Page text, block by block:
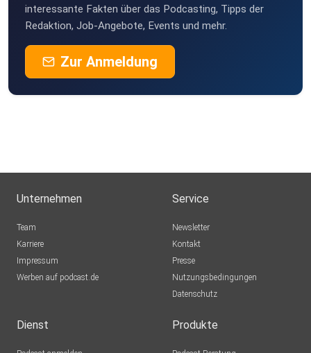
interessante Fakten über das Podcasting, Tipps der
Redaktion, Job-Angebote, Events und mehr.
Zur Anmeldung
Unternehmen
Team
Karriere
Impressum
Werben auf podcast.de
Service
Newsletter
Kontakt
Presse
Nutzungsbedingungen
Datenschutz
Dienst Produkte